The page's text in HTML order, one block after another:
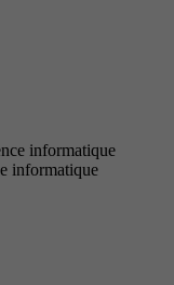
informatique